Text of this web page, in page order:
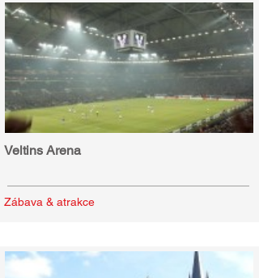
Veltins Arena
Zábava & atrakce